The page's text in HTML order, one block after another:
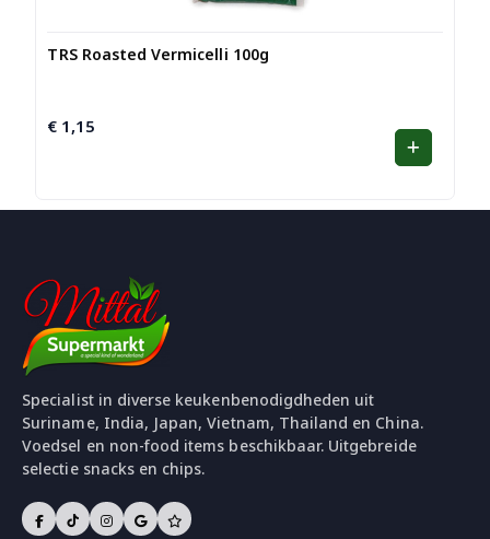
TRS Roasted Vermicelli 100g
€ 1,15
Specialist in diverse keukenbenodigdheden uit
Suriname, India, Japan, Vietnam, Thailand en China.
Voedsel en non-food items beschikbaar. Uitgebreide
selectie snacks en chips.